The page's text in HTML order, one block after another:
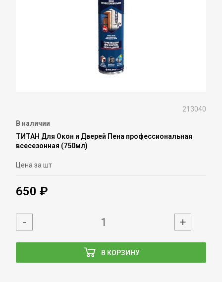
213040
В наличии
ТИТАН Для Окон и Дверей Пена профессиональная
всесезонная (750мл)
Цена за шт
650 ₽
В КОРЗИНУ
- +